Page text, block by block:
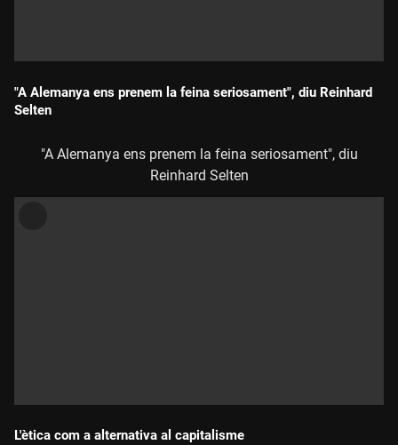
"A Alemanya ens prenem la feina seriosament", diu
Reinhard Selten
"A Alemanya ens prenem la feina seriosament", diu Reinhard
Selten
L'ètica com a alternativa al capitalisme